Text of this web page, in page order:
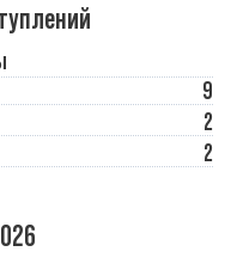
9
2
2